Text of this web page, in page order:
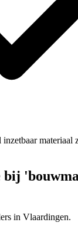
materiaal
bij
in Vlaardingen.